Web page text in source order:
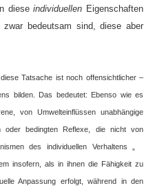
dieseindividuellen Eigenschaften
bedeutsam sind, diese aber
Tatsache ist noch offensichtlicher –
bilden. Das bedeutet: Ebenso wie es
von Umwelteinflüssen unabhängige
oder bedingten Reflexe, die nicht von
des individuellen Verhaltens „
insofern, als in ihnen die Fähigkeit zu
Anpassung erfolgt, während in den